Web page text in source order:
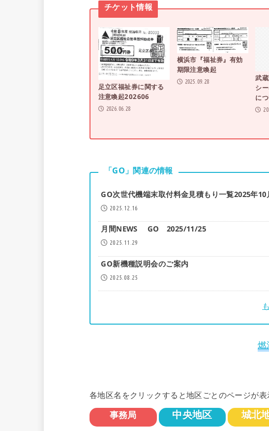
チケット情報
足立区福祉券に関する
注意喚起202606
2026.06.28
横浜市『福祉券』有効
期限注意喚起
2025.09.28 武
シ
に
「GO」関連の情報
GO次世代機端末取付料金見積もり一覧2025年
2025.12.16
月間NEWS GO 2025/11/25
2025.11.29
GO新機種説明会のご案内
2025.08.25
各地区名をクリックすると地区ごとのページが表
事務局 中央地区 城北